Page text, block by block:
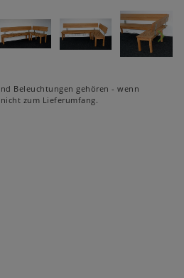
Beleuchtungen gehören - wenn
zum Lieferumfang.